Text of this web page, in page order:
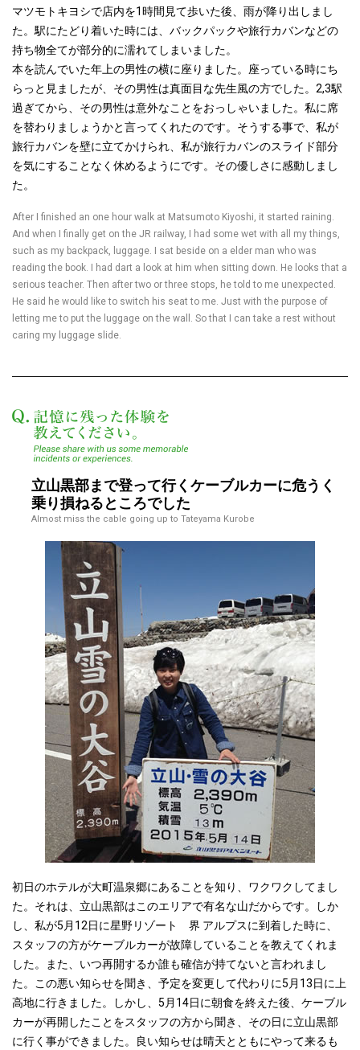
マツモトキヨシで店内を1時間見て歩いた後、雨が降り出しまし
た。駅にたどり着いた時には、バックパックや旅行カバンなどの
持ち物全てが部分的に濡れてしまいました。
本を読んでいた年上の男性の横に座りました。座っている時にち
らっと見ましたが、その男性は真面目な先生風の方でした。2,3駅
過ぎてから、その男性は意外なことをおっしゃいました。私に席
を替わりましょうかと言ってくれたのです。そうする事で、私が
旅行カバンを壁に立てかけられ、私が旅行カバンのスライド部分
を気にすることなく休めるようにです。その優しさに感動しまし
た。
After I finished an one hour walk at Matsumoto Kiyoshi, it started raining.
And when I finally get on the JR railway, I had some wet with all my things,
such as my backpack, luggage. I sat beside on a elder man who was
reading the book. I had dart a look at him when sitting down. He looks that a
serious teacher. Then after two or three stops, he told to me unexpected.
He said he would like to switch his seat to me. Just with the purpose of
letting me to put the luggage on the wall. So that I can take a rest without
caring my luggage slide.
立山黒部まで登って行くケーブルカーに危うく
乗り損ねるところでした
Almost miss the cable going up to Tateyama Kurobe
初日のホテルが大町温泉郷にあることを知り、ワクワクしてまし
た。それは、立山黒部はこのエリアで有名な山だからです。しか
し、私が5月12日に星野リゾート 界 アルプスに到着した時に、
スタッフの方がケーブルカーが故障していることを教えてくれま
した。また、いつ再開するか誰も確信が持てないと言われまし
た。この悪い知らせを聞き、予定を変更して代わりに5月13日に上
高地に行きました。しかし、5月14日に朝食を終えた後、ケーブル
カーが再開したことをスタッフの方から聞き、その日に立山黒部
に行く事ができました。良い知らせは晴天とともにやって来るも